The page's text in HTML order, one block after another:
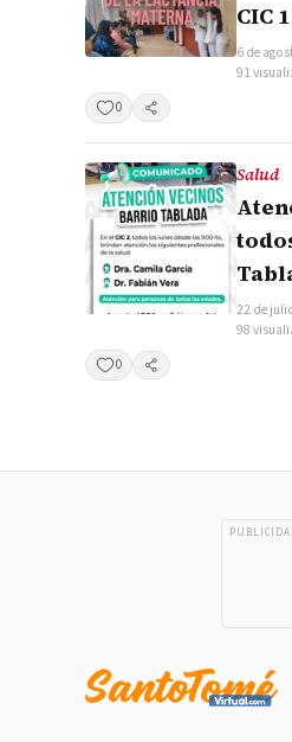
CIC 1
6 de
91
0
Compartir
Salud
22 de
98
0
Compartir